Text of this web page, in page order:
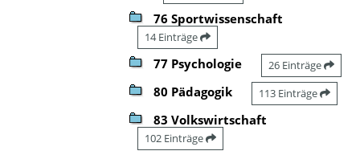
76 Sportwissenschaft
14 Einträge
77 Psychologie 26 Einträge
80 Pädagogik 113 Einträge
83 Volkswirtschaft
102 Einträge